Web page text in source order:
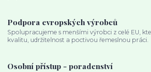
Podpora evropských výrobců
Spolupracujeme s menšími výrobci z celé EU,
kvalitu, udržitelnost a poctivou řemeslnou práci.
Osobní přístup - poradenství